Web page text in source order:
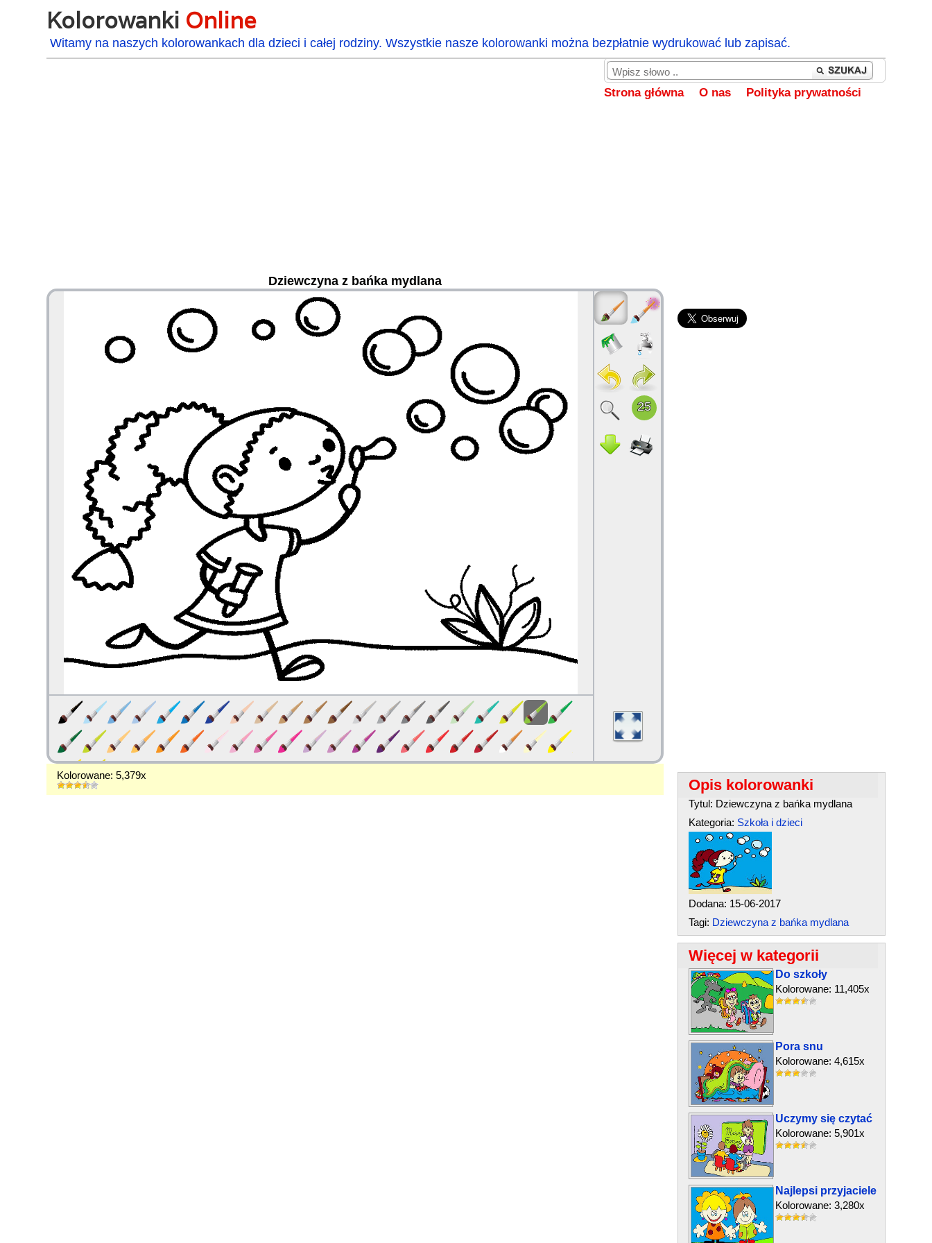
Kolorowanki Online
Witamy na naszych kolorowankach dla dzieci i całej rodziny. Wszystkie nasze kolorowanki można bezpłatnie wydrukować lub zapisać.
Strona główna O nas Polityka prywatności
Dziewczyna z bańka mydlana
Kolorowane: 5,379x
Opis kolorowanki
Tytul: Dziewczyna z bańka mydlana
Kategoria: Szkoła i dzieci
Dodana: 15-06-2017
Tagi: Dziewczyna z bańka mydlana
Więcej w kategorii
Do szkoły
Kolorowane: 11,405x
Pora snu
Kolorowane: 4,615x
Uczymy się czytać
Kolorowane: 5,901x
Najlepsi przyjaciele
Kolorowane: 3,280x